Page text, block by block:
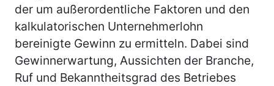
der um außerordentliche Faktoren und den
kalkulatorischen Unternehmerlohn
bereinigte Gewinn zu ermitteln. Dabei sind
Gewinnerwartung, Aussichten der Branche,
Ruf und Bekanntheitsgrad des Betriebes